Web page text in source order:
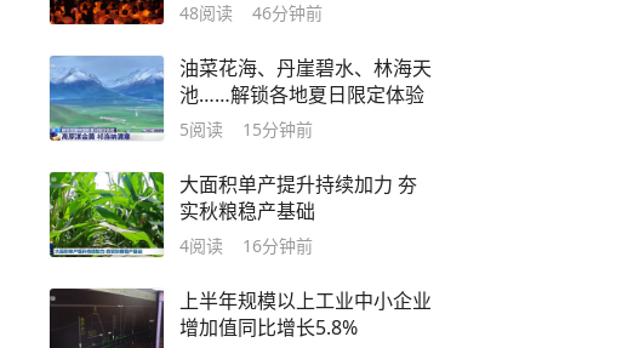
48阅读 46分钟前
油菜花海、丹崖碧水、林海天
池……解锁各地夏日限定体验
5阅读 15分钟前
大面积单产提升持续加力 夯
实秋粮稳产基础
4阅读 16分钟前
上半年规模以上工业中小企业
增加值同比增长5.8%